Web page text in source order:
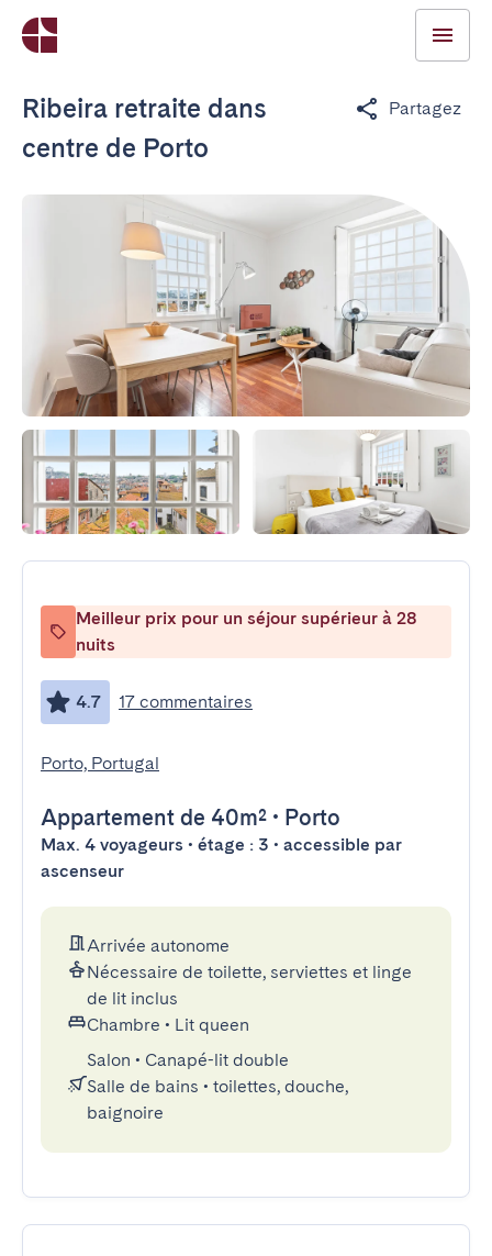
Ribeira retraite dans
centre de Porto
Partagez
Meilleur prix pour un séjour supérieur à 28
nuits
4.7 17 commentaires
Porto, Portugal
Appartement de 40m² • Porto
Max. 4 voyageurs • étage : 3 • accessible par
ascenseur
Arrivée autonome
Nécessaire de toilette, serviettes et linge
de lit inclus
Chambre • Lit queen
Salon • Canapé-lit double
Salle de bains • toilettes, douche,
baignoire